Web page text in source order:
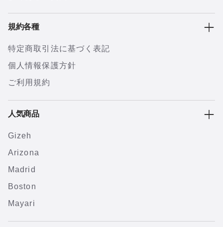
規約各種
特定商取引法に基づく表記
個人情報保護方針
ご利用規約
人気商品
Gizeh
Arizona
Madrid
Boston
Mayari